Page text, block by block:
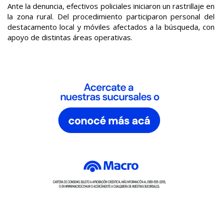
Ante la denuncia, efectivos policiales iniciaron un rastrillaje en
la zona rural. Del procedimiento participaron personal del
destacamento local y móviles afectados a la búsqueda, con
apoyo de distintas áreas operativas.